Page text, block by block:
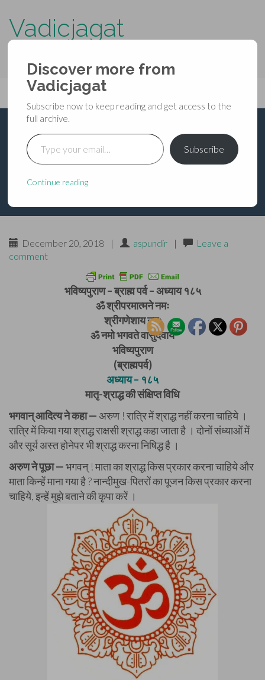
Vadicjagat
Primary
Menu
content
Vadicjagat
भविष्यपुराण – ब्राह्म पर्व –
अध्याय १८५
December 20, 2018 | aspundir |
Leave a
comment
भविष्यपुराण – ब्राह्म पर्व – अध्याय १८५
ॐ श्रीपरमात्मने नमः
श्रीगणेशाय नमः
ॐ नमो भगवते वासुदेवाय
भविष्यपुराण
(ब्राह्मपर्व)
अध्याय – १८५
मातृ-श्राद्ध की संक्षिप्त विधि
भगवान् आदित्य ने कहा — अरुण ! रात्रि में श्राद्ध नहीं करना चाहिये ।
रात्रि में किया गया श्राद्ध राक्षसी श्राद्ध कहा जाता है । दोनों संध्याओं में
और सूर्य अस्त होनेपर भी श्राद्ध करना निषिद्ध है ।
अरुण ने पूछा —भगवन् ! माता का श्राद्ध किस प्रकार करना चाहिये और
माता किन्हें माना गया है ? नान्दीमुख-पितरों का पूजन किस प्रकार करना
चाहिये, इन्हें मुझे बताने की कृपा करें ।
Discover more from
Vadicjagat
Subscribe now to keep reading and get access to the
full archive.
Type your email…
Subscribe
Continue reading